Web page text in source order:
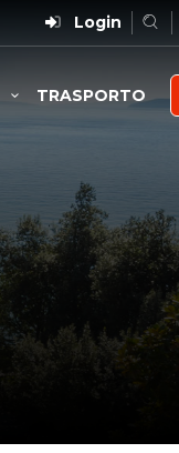
Login
TRASPORTO